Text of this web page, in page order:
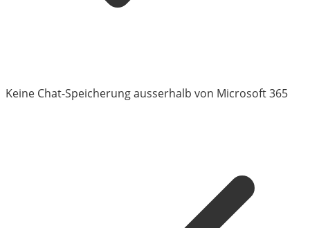
Keine Chat-Speicherung ausserhalb von Microsoft 365